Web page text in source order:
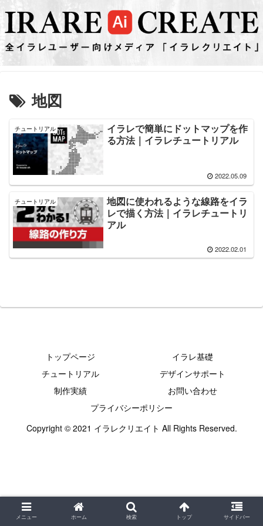
地図
チュートリアル
イラレで簡単にドットマップを作
る方法｜イラレチュートリアル
2022.05.09
チュートリアル
地図に使われるような線路をイラ
レで描く方法｜イラレチュートリ
アル
2022.02.01
トップページ
イラレ基礎
チュートリアル
デザインサポート
制作実績
お問い合わせ
プライバシーポリシー
Copyright © 2021 イラレクリエイト All Rights Reserved.
メニュー ホーム 検索 トップ サイドバー